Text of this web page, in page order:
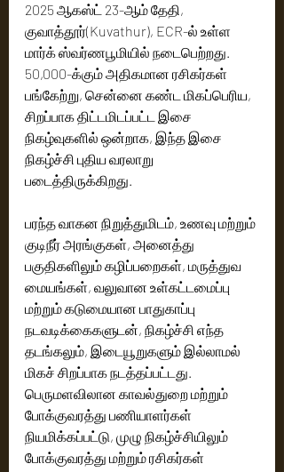
2025 ஆகஸ்ட் 23-ஆம் தேதி,
குவாத்தூர்(Kuvathur), ECR-ல் உள்ள
மார்க் ஸ்வர்ணபூமியில் நடைபெற்றது.
50,000-க்கும் அதிகமான ரசிகர்கள்
பங்கேற்று, சென்னை கண்ட மிகப்பெரிய,
சிறப்பாக திட்டமிடப்பட்ட இசை
நிகழ்வுகளில் ஒன்றாக, இந்த இசை
நிகழ்ச்சி புதிய வரலாறு
படைத்திருக்கிறது.
பரந்த வாகன நிறுத்துமிடம், உணவு மற்றும்
குடிநீர் அரங்குகள், அனைத்து
பகுதிகளிலும் கழிப்பறைகள், மருத்துவ
மையங்கள், வலுவான உள்கட்டமைப்பு
மற்றும் கடுமையான பாதுகாப்பு
நடவடிக்கைகளுடன், நிகழ்ச்சி எந்த
தடங்கலும், இடையூறுகளும் இல்லாமல்
மிகச் சிறப்பாக நடத்தப்பட்டது.
பெருமளவிலான காவல்துறை மற்றும்
போக்குவரத்து பணியாளர்கள்
நியமிக்கப்பட்டு, முழு நிகழ்ச்சியிலும்
போக்குவரத்து மற்றும் ரசிகர்கள்